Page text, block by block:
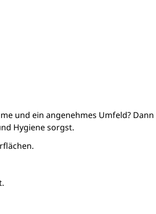
und ein angenehmes Umfeld?
Hygiene sorgst.